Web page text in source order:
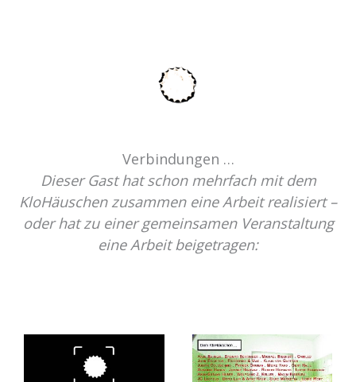
Verbindungen …
Dieser Gast hat schon mehrfach mit dem
KloHäuschen zusammen eine Arbeit realisiert –
oder hat zu einer gemeinsamen Veranstaltung
eine Arbeit beigetragen: